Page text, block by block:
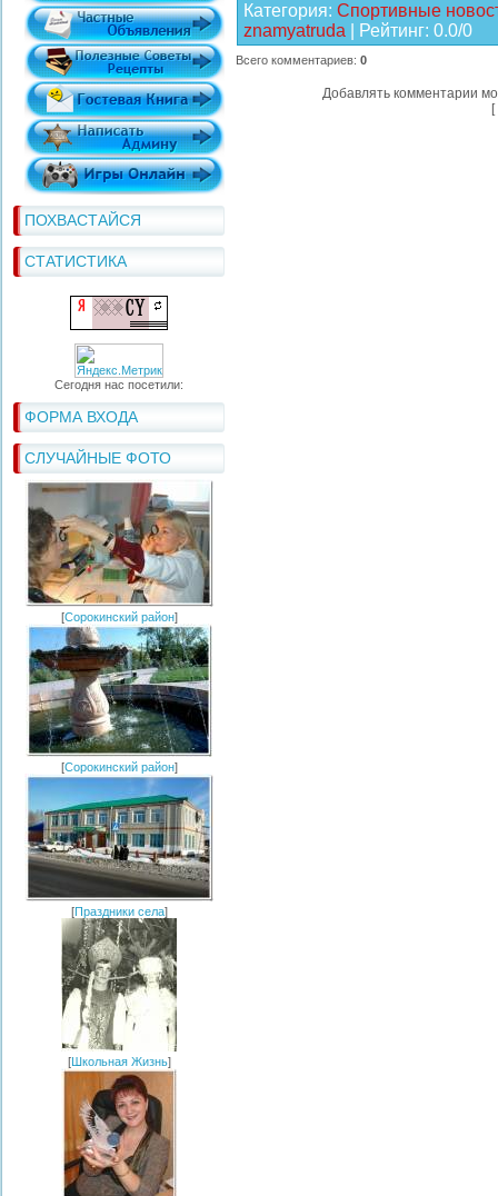
ПОХВАСТАЙСЯ
СТАТИСТИКА
Сегодня нас посетили:
ФОРМА ВХОДА
СЛУЧАЙНЫЕ ФОТО
[Сорокинский район]
[Сорокинский район]
[Праздники села]
[Школьная Жизнь]
Категория: Спортивные
znamyatruda
Рейтинг: 0.0/0
Всего комментариев: 0
Добавлять комментарии
[